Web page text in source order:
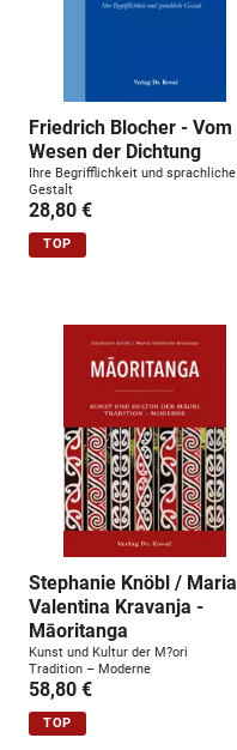
Friedrich Blocher - Vom
Wesen der Dichtung
Ihre Begrifflichkeit und sprachliche
Gestalt
28,80 €
TOP
Stephanie Knöbl / Maria
Valentina Kravanja -
Māoritanga
Kunst und Kultur der M?ori
Tradition – Moderne
58,80 €
TOP